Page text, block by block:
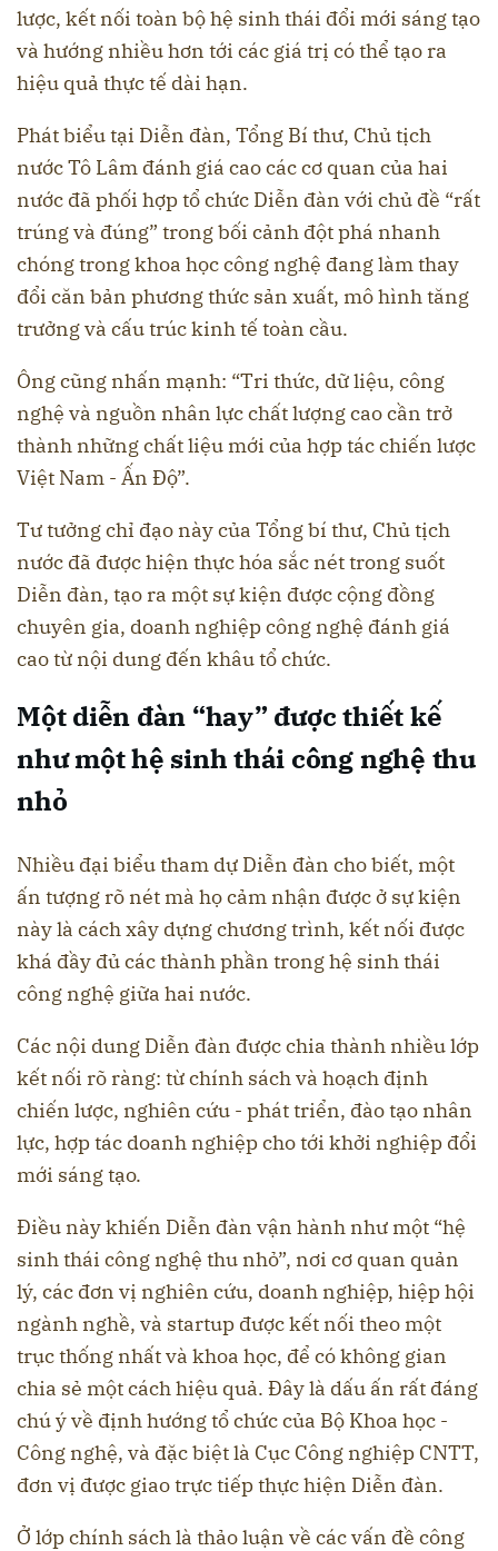
lược, kết nối toàn bộ hệ sinh thái đổi mới sáng tạo
và hướng nhiều hơn tới các giá trị có thể tạo ra
hiệu quả thực tế dài hạn.
Phát biểu tại Diễn đàn, Tổng Bí thư, Chủ tịch
nước Tô Lâm đánh giá cao các cơ quan của hai
nước đã phối hợp tổ chức Diễn đàn với chủ đề “rất
trúng và đúng” trong bối cảnh đột phá nhanh
chóng trong khoa học công nghệ đang làm thay
đổi căn bản phương thức sản xuất, mô hình tăng
trưởng và cấu trúc kinh tế toàn cầu.
Ông cũng nhấn mạnh: “Tri thức, dữ liệu, công
nghệ và nguồn nhân lực chất lượng cao cần trở
thành những chất liệu mới của hợp tác chiến lược
Việt Nam - Ấn Độ”.
Tư tưởng chỉ đạo này của Tổng bí thư, Chủ tịch
nước đã được hiện thực hóa sắc nét trong suốt
Diễn đàn, tạo ra một sự kiện được cộng đồng
chuyên gia, doanh nghiệp công nghệ đánh giá
cao từ nội dung đến khâu tổ chức.
Một diễn đàn “hay” được thiết kế
như một hệ sinh thái công nghệ thu
nhỏ
Nhiều đại biểu tham dự Diễn đàn cho biết, một
ấn tượng rõ nét mà họ cảm nhận được ở sự kiện
này là cách xây dựng chương trình, kết nối được
khá đầy đủ các thành phần trong hệ sinh thái
công nghệ giữa hai nước.
Các nội dung Diễn đàn được chia thành nhiều lớp
kết nối rõ ràng: từ chính sách và hoạch định
chiến lược, nghiên cứu - phát triển, đào tạo nhân
lực, hợp tác doanh nghiệp cho tới khởi nghiệp đổi
mới sáng tạo.
Điều này khiến Diễn đàn vận hành như một “hệ
sinh thái công nghệ thu nhỏ”, nơi cơ quan quản
lý, các đơn vị nghiên cứu, doanh nghiệp, hiệp hội
ngành nghề, và startup được kết nối theo một
trục thống nhất và khoa học, để có không gian
chia sẻ một cách hiệu quả. Đây là dấu ấn rất đáng
chú ý về định hướng tổ chức của Bộ Khoa học -
Công nghệ, và đặc biệt là Cục Công nghiệp CNTT,
đơn vị được giao trực tiếp thực hiện Diễn đàn.
Ở lớp chính sách là thảo luận về các vấn đề công